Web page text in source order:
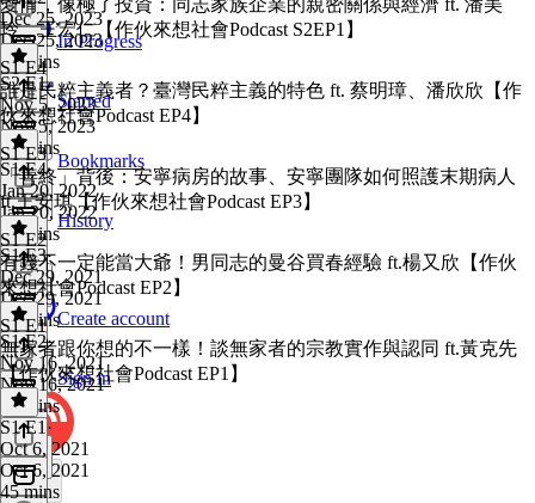
In Progress
Starred
Bookmarks
History
Create account
Sign in
Dec 25, 2023
Dec 25, 2023
48 mins
愛情，像極了投資：同志家族企業的親密關係與經濟 ft. 潘美
玲、王宏仁【作伙來想社會Podcast S2EP1】
S2 E1·
Nov 5, 2023
Nov 5, 2023
42 mins
S1 E4
誰是民粹主義者？臺灣民粹主義的特色 ft. 蔡明璋、潘欣欣【作
伙來想社會Podcast EP4】
S1 E4·
Jan 20, 2022
Jan 20, 2022
31 mins
S1 E3
「善終」背後：安寧病房的故事、安寧團隊如何照護末期病人
ft.王安琪【作伙來想社會Podcast EP3】
S1 E3·
Dec 29, 2021
Dec 29, 2021
40 mins
S1 E2
有錢不一定能當大爺！男同志的曼谷買春經驗 ft.楊又欣【作伙
來想社會Podcast EP2】
S1 E2·
Nov 16, 2021
Nov 16, 2021
42 mins
S1 E1
無家者跟你想的不一樣！談無家者的宗教實作與認同 ft.黃克先
【作伙來想社會Podcast EP1】
S1 E1 ·
Oct 6, 2021
Oct 6, 2021
45 mins